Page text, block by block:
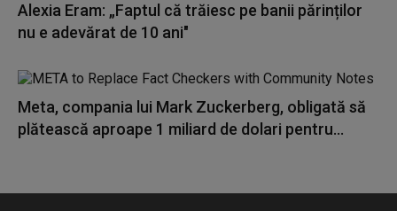
Alexia Eram: „Faptul că trăiesc pe banii părinților
nu e adevărat de 10 ani"
Meta, compania lui Mark Zuckerberg, obligată să
plătească aproape 1 miliard de dolari pentru...